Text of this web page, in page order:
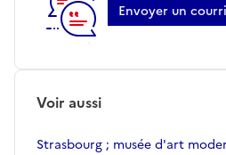
Envoyer un
Voir aussi
Strasbourg ; musée d'art